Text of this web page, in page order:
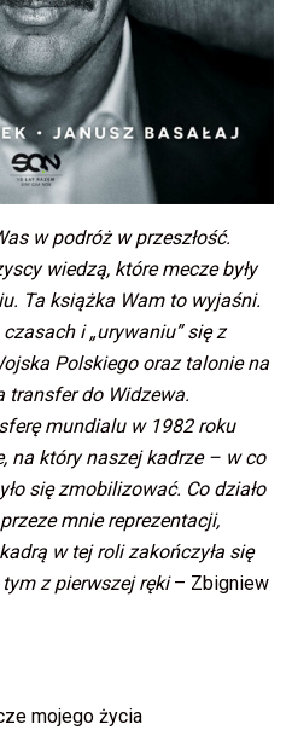
w podróż w przeszłość.
wiedzą, które mecze były
Ta książka Wam to wyjaśni.
i „urywaniu” się z
Polskiego oraz talonie na
transfer do Widzewa.
mundialu w 1982 roku
na który naszej kadrze – w co
się zmobilizować. Co działo
mnie reprezentacji,
w tej roli zakończyła się
z pierwszej ręki– Zbigniew
mojego życia